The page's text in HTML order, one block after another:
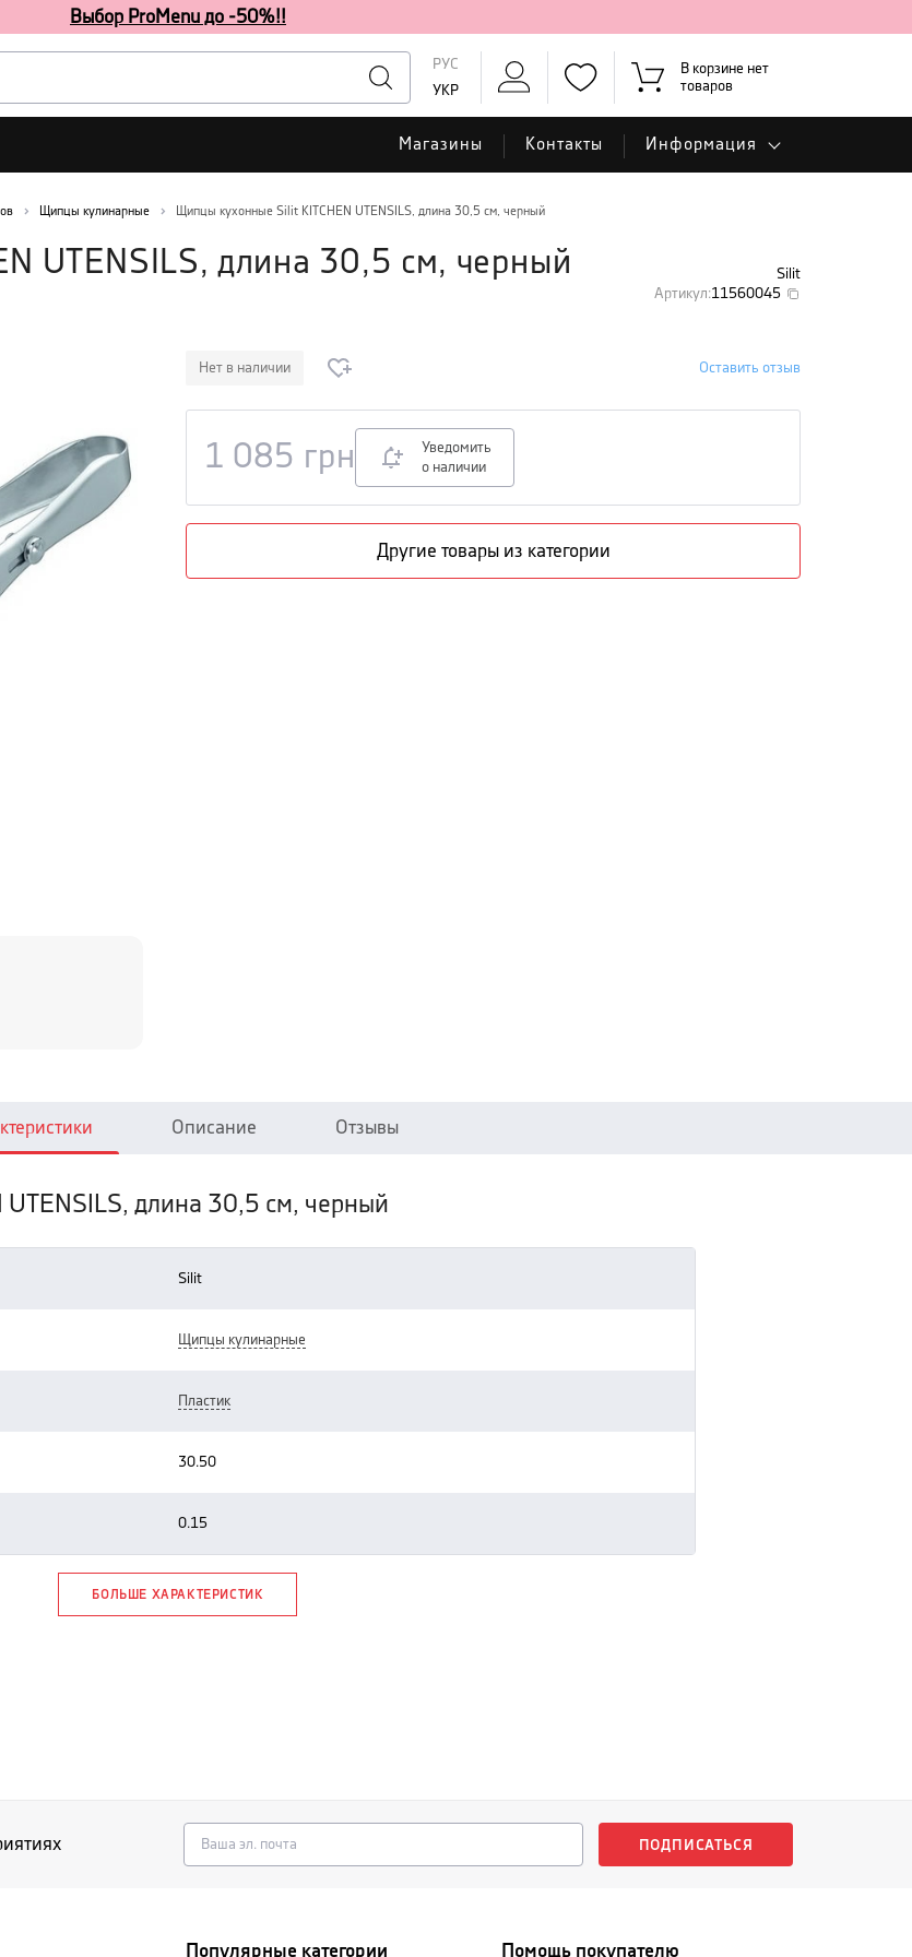
Выбор ProMenu до -50%!!
РУС
УКР
В корзине нет
товаров
Магазины Контакты Информация
Щипцы кулинарные Щипцы кухонные Silit KITCHEN UTENSILS, длина 30,5 см, черный
UTENSILS, длина 30,5 см, черный
Silit
Артикул:11560045
Нет в наличии Оставить отзыв
1 085 грн
Уведомить
о наличии
Другие товары из категории
Описание Отзывы
длина 30,5 см, черный
silit
щипцы кулинарные
пластик
30.50
0.15
БОЛЬШЕ ХАРАКТЕРИСТИК
ПОДПИСАТЬСЯ
Популярные категории Помощь покупателю